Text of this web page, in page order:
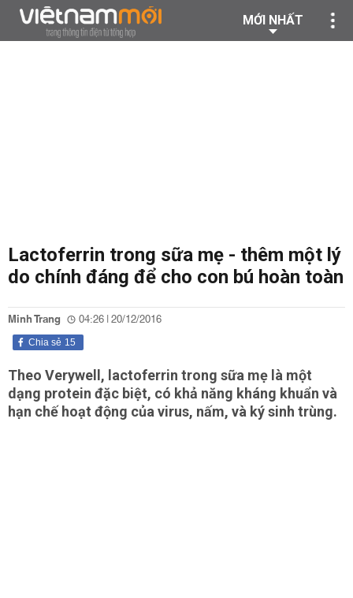
MỚI NHẤT
Lactoferrin trong sữa mẹ - thêm một lý
do chính đáng để cho con bú hoàn toàn
Minh Trang 04:26 | 20/12/2016
15
Chia sẻ
Theo Verywell, lactoferrin trong sữa mẹ là một
dạng protein đặc biệt, có khả năng kháng khuẩn và
hạn chế hoạt động của virus, nấm, và ký sinh trùng.